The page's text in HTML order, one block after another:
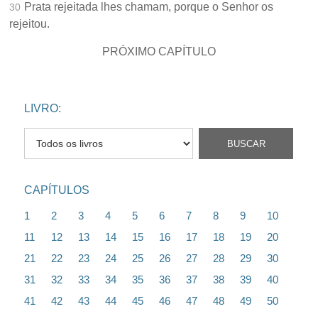
30 Prata rejeitada lhes chamam, porque o Senhor os
rejeitou.
PRÓXIMO CAPÍTULO
LIVRO:
CAPÍTULOS
1 2 3 4 5 6 7 8 9
10
11
12 13 14 15 16 17 18 19
20
21
22 23 24 25 26 27 28 29
30
31
32 33 34 35 36 37 38 39
40
41
42 43 44 45 46 47 48 49 50